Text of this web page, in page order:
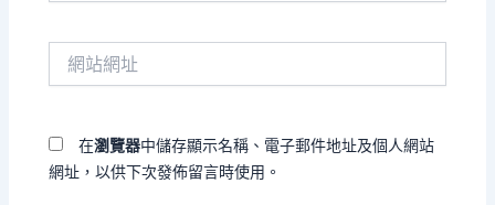
在瀏覽器中儲存顯示名稱、電子郵件地址及個人網站
網址，以供下次發佈留言時使用。